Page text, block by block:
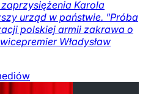
Karola
urząd w państwie. "Próba
polskiej armii zakrawa o
Władysław